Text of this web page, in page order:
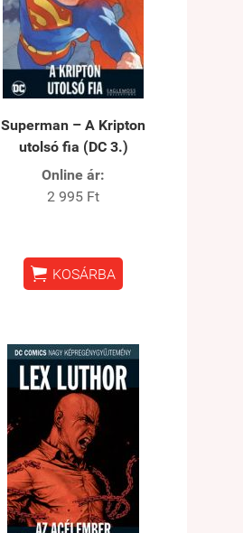
Superman – A Kripton
utolsó fia (DC 3.)
Online ár:
2 995 Ft
 KOSÁRBA